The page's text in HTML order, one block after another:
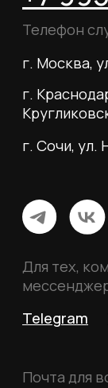
Согласие на
Согласие на
© 2026 MY BOOTS.
Вся информация,
исключительно
положениями